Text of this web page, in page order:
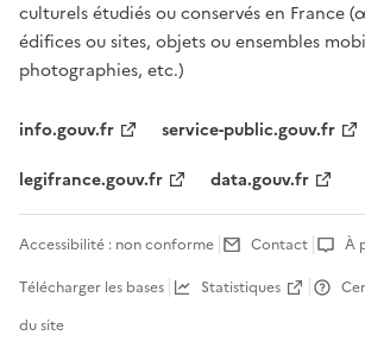
culturels étudiés ou conservés en France
édifices ou sites, objets ou ensembles
photographies, etc.)
info.gouv.fr
service-public.gouv.fr
legifrance.gouv.fr
data.gouv.fr
Accessibilité : non conforme Contact
À
Télécharger les bases
Statistiques
du site